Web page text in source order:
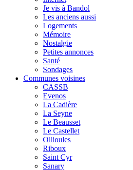
Je vis à Bandol
Les anciens aussi
Logements
Mémoire
Nostalgie
Petites annonces
Santé
Sondages
Communes voisines
CASSB
Evenos
La Cadière
La Seyne
Le Beausset
Le Castellet
Ollioules
Riboux
Saint Cyr
Sanary